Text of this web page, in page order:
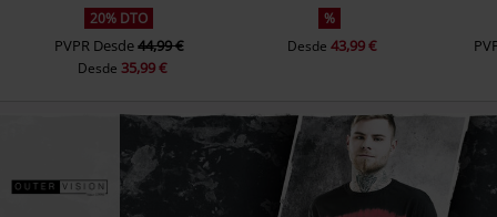
20% DTO
PVPR Desde44,99 €
Desde 35,99 €
%
Desde43,99 €